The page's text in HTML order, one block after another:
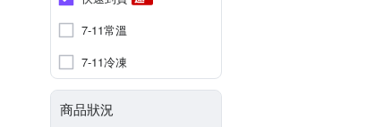
7-11常溫
7-11冷凍
商品狀況